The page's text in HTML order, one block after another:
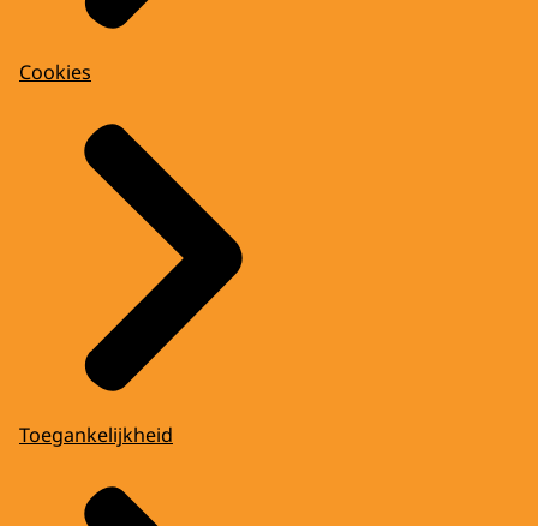
Cookies
Toegankelijkheid